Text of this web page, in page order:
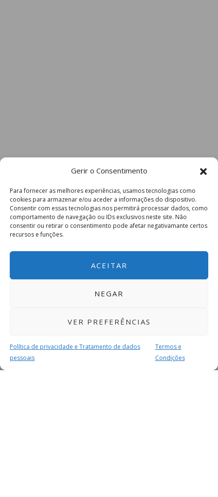
Gerir o Consentimento
Para fornecer as melhores experiências, usamos tecnologias como
cookies para armazenar e/ou aceder a informações do dispositivo.
Consentir com essas tecnologias nos permitirá processar dados, como
comportamento de navegação ou IDs exclusivos neste site. Não
consentir ou retirar o consentimento pode afetar negativamante certos
recursos e funções.
ACEITAR
NEGAR
VER PREFERÊNCIAS
Política de privacidade e Tratamento de dados
pessoais
Termos e
Condições